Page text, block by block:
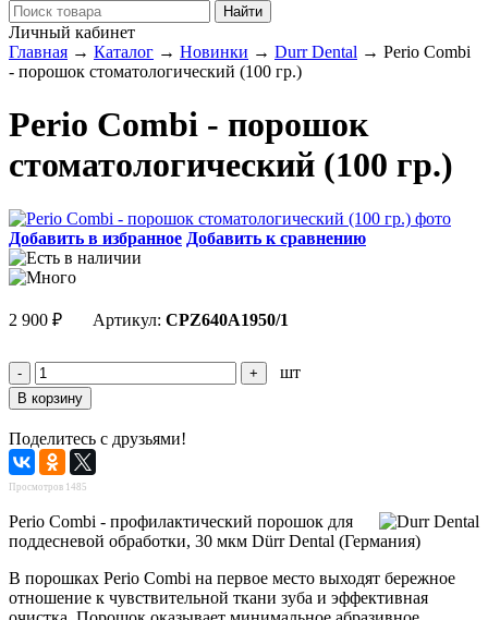
Личный кабинет
Главная → Каталог → Новинки → Durr Dental → Perio Combi
- порошок стоматологический (100 гр.)
Perio Combi - порошок
стоматологический (100 гр.)
Добавить в избранное Добавить к сравнению
2 900 ₽ Артикул: CPZ640A1950/1
шт
Поделитесь с друзьями!
Просмотров 1485
Perio Combi - профилактический порошок для
поддесневой обработки, 30 мкм Dürr Dental (Германия)
В порошках Perio Combi на первое место выходят бережное
отношение к чувствительной ткани зуба и эффективная